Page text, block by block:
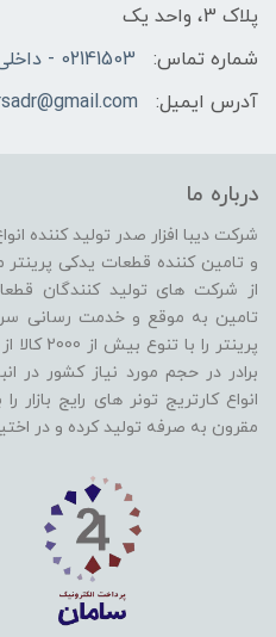
پلاک 3، واحد یک
شماره تماس:
02141503 - داخلی 142
آدرس ایمیل:
درباره ما
شرکت دیبا افزار صدر تولید کننده
و تامین کننده قطعات یدکی پرینتر
از شرکت های تولید کنندگان
تامین به موقع و خدمت رسانی
پرینتر
برادر در حجم مورد نیاز کشور در
انواع کارتریج تونر های رایج
مقرون به صرفه تولید کرده و در